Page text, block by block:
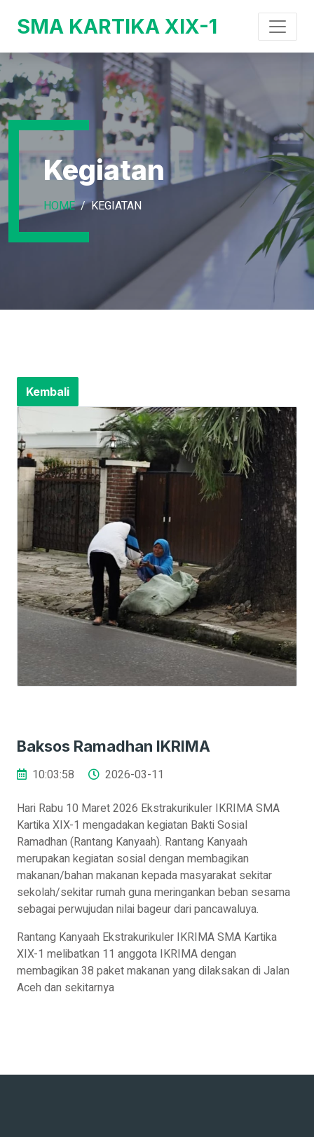
SMA KARTIKA XIX-1
Kegiatan
HOME KEGIATAN
Kembali
Baksos Ramadhan IKRIMA
10:03:58
2026-03-11
Hari Rabu 10 Maret 2026 Ekstrakurikuler IKRIMA SMA
Kartika XIX-1 mengadakan kegiatan Bakti Sosial
Ramadhan (Rantang Kanyaah). Rantang Kanyaah
merupakan kegiatan sosial dengan membagikan
makanan/bahan makanan kepada masyarakat sekitar
sekolah/sekitar rumah guna meringankan beban sesama
sebagai perwujudan nilai bageur dari pancawaluya.
Rantang Kanyaah Ekstrakurikuler IKRIMA SMA Kartika
XIX-1 melibatkan 11 anggota IKRIMA dengan
membagikan 38 paket makanan yang dilaksakan di Jalan
Aceh dan sekitarnya